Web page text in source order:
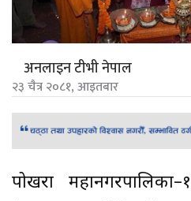
अनलाइन टीभी नेपाल
२३ चैत्र २०८१, आइतबार
पोखरा